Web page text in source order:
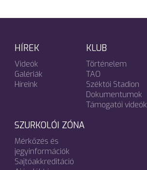
HÍREK
Videók
Galériák
Híreink
KLUB
Történelem
TAO
Széktói Stadion
Dokumentumok
Támogatói videók
SZURKOLÓI ZÓNA
Mérkőzés és
jegyinformációk
Sajtóakkreditáció